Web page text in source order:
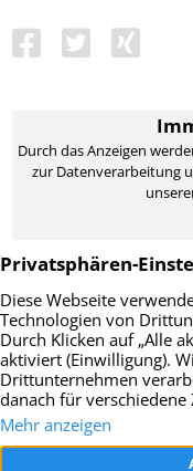
Impressum
Widerrufsbelehrung